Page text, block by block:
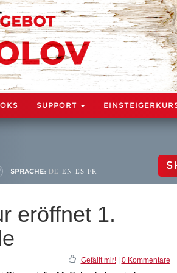
SUPPORT
SPRACHE: DE EN ES FR
eröffnet 1.
Gefällt mir!| 0 Kommentare